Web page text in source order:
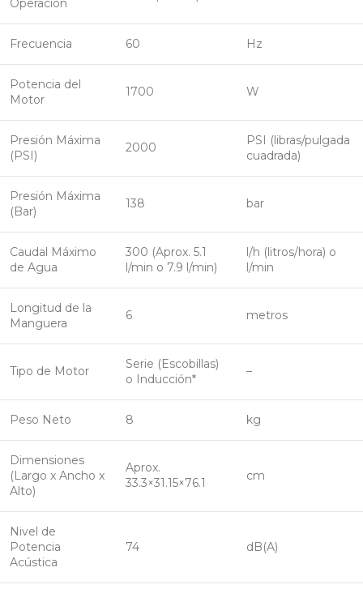
Operación
Frecuencia 60 Hz
Potencia del
Motor
1700 W
Presión Máxima
(PSI)
2000
PSI (libras/pulgada
cuadrada)
Presión Máxima
(Bar)
138 bar
Caudal Máximo
de Agua
300 (Aprox. 5.1
l/min o 7.9 l/min)
l/h (litros/hora) o
l/min
Longitud de la
Manguera
6 metros
Tipo de Motor
Serie (Escobillas)
o Inducción*
–
Peso Neto 8 kg
Dimensiones
(Largo x Ancho x
Alto)
Aprox.
33.3×31.15×76.1
cm
Nivel de
Potencia
Acústica
74 dB(A)